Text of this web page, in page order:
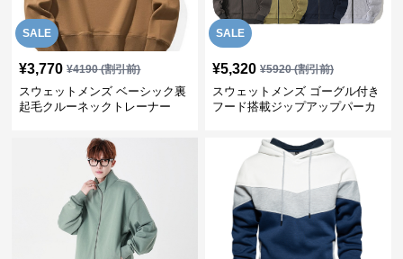
SALE
¥3,770 ¥4190(割引前)
スウェットメンズ ベーシック裏
起毛クルーネックトレーナー
SALE
¥5,320 ¥5920(割引前)
スウェットメンズ ゴーグル付き
フード搭載ジップアップパーカ